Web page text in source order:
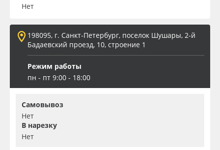
Нет
198095, г. Санкт-Петербург, поселок Шушары, 2-й
Бадаевский проезд, 10, строение 1
Режим работы
пн - пт 9:00 - 18:00
Самовывоз
Нет
В нарезку
Нет